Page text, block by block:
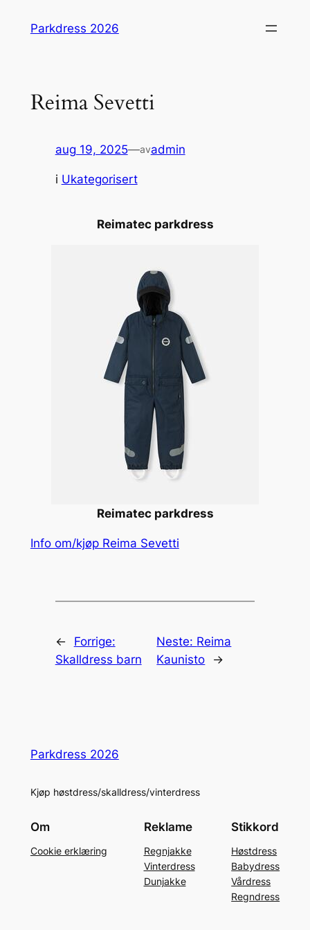
Parkdress 2026
Reima Sevetti
aug 19, 2025—avadmin
i Ukategorisert
Reimatec parkdress
Reimatec parkdress
Info om/kjøp Reima Sevetti
←
Forrige:
Skalldress barn
Neste: Reima
Kaunisto
→
Parkdress 2026
Kjøp høstdress/skalldress/vinterdress
Om
Cookie erklæring
Reklame
Regnjakke
Vinterdress
Dunjakke
Stikkord
Høstdress
Babydress
Vårdress
Regndress